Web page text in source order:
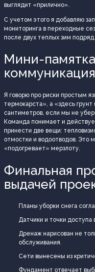
выглядит «прилично».
С учетом этого я добавляю
мониторинга в переходные
после двух теплых зим подряд.
Мини-
Я говорю про риски простым
термокарста», а «здесь
сантиметров, если мы не
Команда понимает и
принести две вещи:
отмостки и водоотводов. Это
«подогревает» мерзлоту.
Финальная
выдачей
Планы уборки снега
Датчики и точки доступа
Дренаж нарисован не
обслуживания.
Сети вынесены из
Фундамент отвечает